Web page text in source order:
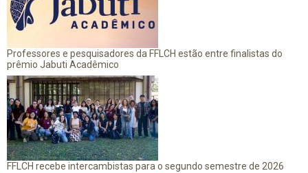
Professores e pesquisadores da FFLCH estão entre finalistas do
prêmio Jabuti Acadêmico
FFLCH recebe intercambistas para o segundo semestre de 2026